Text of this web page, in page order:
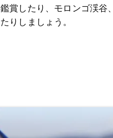
鑑賞したり、モロンゴ渓谷
たりしましょう。